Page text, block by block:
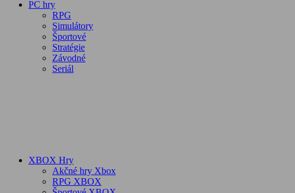
PC hry
RPG
Simulátory
Športové
Stratégie
Závodné
Seriál
XBOX Hry
Akčné hry Xbox
RPG XBOX